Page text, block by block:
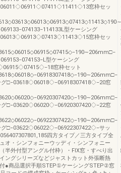
窓枠セッ
型ケーシング
窓枠セッ
型ケーシング
窓枠セット
グ□−03618◇06018◇−06918307418◇−20窓
グ□−03620◇06020◇−06920307420◇−22窓
グ□−03622◇06022◇−06922307422◇−サッ
四方タイプ／三方タイプ全
オ・シンフォニーウッディ・シンフォニー
半外付型アングル付枠）・FIX窓・すべり出
ングシリーズなどジャストカット外張断熱
●商品選択手順STEP①ケーシングSTEP②窓